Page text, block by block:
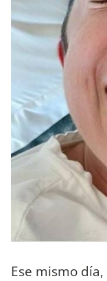
Ese mismo día,